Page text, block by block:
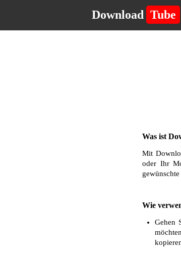
Download Tube
Was ist
Mit
oder Ihr
Wie
Gehen